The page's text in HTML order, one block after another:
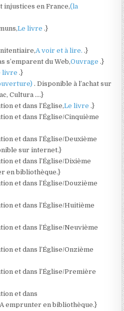
injustices en France,(la
Le livre.}
A voir et à lire..}
s’emparent du Web,Ouvrage.}
livre.}
. Disponible à l’achat sur
Cultura ….}
et dans l’Église,Le livre.}
et dans l’Église/Cinquième
et dans l’Église/Deuxième
sur internet.}
et dans l’Église/Dixième
en bibliothèque.}
et dans l’Église/Douzième
et dans l’Église/Huitième
et dans l’Église/Neuvième
et dans l’Église/Onzième
et dans l’Église/Première
et dans
emprunter en bibliothèque.}